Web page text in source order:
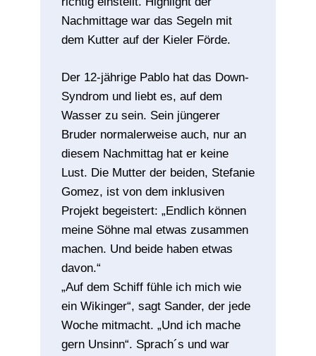
Nachmittage war das Segeln mit
dem Kutter auf der Kieler Förde.
Der 12-jährige Pablo hat das Down-
Syndrom und liebt es, auf dem
Wasser zu sein. Sein jüngerer
Bruder normalerweise auch, nur an
diesem Nachmittag hat er keine
Lust. Die Mutter der beiden, Stefanie
Gomez, ist von dem inklusiven
Projekt begeistert: „Endlich können
meine Söhne mal etwas zusammen
machen. Und beide haben etwas
davon.“
„Auf dem Schiff fühle ich mich wie
ein Wikinger“, sagt Sander, der jede
Woche mitmacht. „Und ich mache
gern Unsinn“. Sprach´s und war